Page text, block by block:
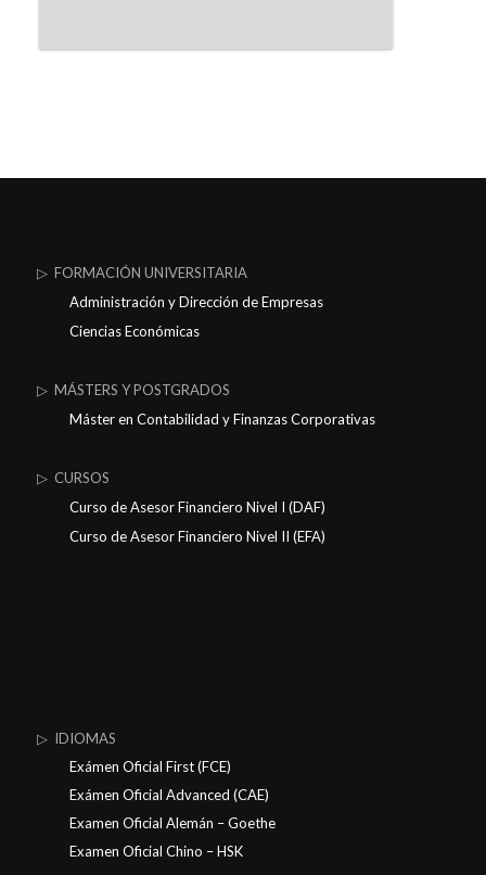
▷ FORMACIÓN UNIVERSITARIA
Administración y Dirección de Empresas
Ciencias Económicas
▷ MÁSTERS Y POSTGRADOS
Máster en Contabilidad y Finanzas Corporativas
▷ CURSOS
Curso de Asesor Financiero Nivel I (DAF)
Curso de Asesor Financiero Nivel II (EFA)
▷ IDIOMAS
Exámen Oficial First (FCE)
Exámen Oficial Advanced (CAE)
Examen Oficial Alemán – Goethe
Examen Oficial Chino – HSK